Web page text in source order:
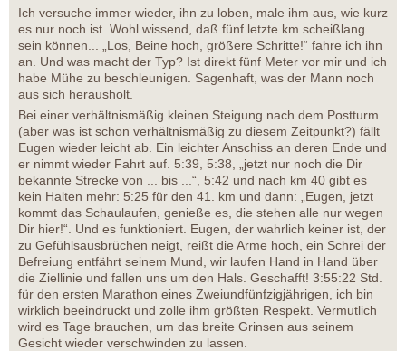
Ich versuche immer wieder, ihn zu loben, male ihm aus, wie kurz
es nur noch ist. Wohl wissend, daß fünf letzte km scheißlang
sein können... „Los, Beine hoch, größere Schritte!“ fahre ich ihn
an. Und was macht der Typ? Ist direkt fünf Meter vor mir und ich
habe Mühe zu beschleunigen. Sagenhaft, was der Mann noch
aus sich herausholt.
Bei einer verhältnismäßig kleinen Steigung nach dem Postturm
(aber was ist schon verhältnismäßig zu diesem Zeitpunkt?) fällt
Eugen wieder leicht ab. Ein leichter Anschiss an deren Ende und
er nimmt wieder Fahrt auf. 5:39, 5:38, „jetzt nur noch die Dir
bekannte Strecke von ... bis ...“, 5:42 und nach km 40 gibt es
kein Halten mehr: 5:25 für den 41. km und dann: „Eugen, jetzt
kommt das Schaulaufen, genieße es, die stehen alle nur wegen
Dir hier!“. Und es funktioniert. Eugen, der wahrlich keiner ist, der
zu Gefühlsausbrüchen neigt, reißt die Arme hoch, ein Schrei der
Befreiung entfährt seinem Mund, wir laufen Hand in Hand über
die Ziellinie und fallen uns um den Hals. Geschafft! 3:55:22 Std.
für den ersten Marathon eines Zweiundfünfzigjährigen, ich bin
wirklich beeindruckt und zolle ihm größten Respekt. Vermutlich
wird es Tage brauchen, um das breite Grinsen aus seinem
Gesicht wieder verschwinden zu lassen.